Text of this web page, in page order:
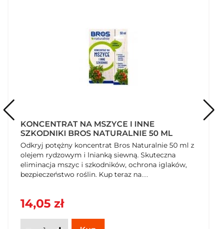
KONCENTRAT NA MSZYCE I INNE
SZKODNIKI BROS NATURALNIE 50 ML
Odkryj potężny koncentrat Bros Naturalnie 50 ml z
olejem rydzowym i lnianką siewną. Skuteczna
eliminacja mszyc i szkodników, ochrona iglaków,
bezpieczeństwo roślin. Kup teraz na
14,05 zł